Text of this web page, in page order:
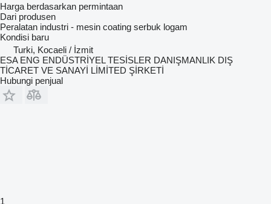
Harga berdasarkan permintaan
Dari produsen
Peralatan industri - mesin coating serbuk logam
Kondisi baru
Turki, Kocaeli / İzmit
ESA ENG ENDÜSTRİYEL TESİSLER DANIŞMANLIK DIŞ
TİCARET VE SANAYİ LİMİTED ŞİRKETİ
Hubungi penjual
1